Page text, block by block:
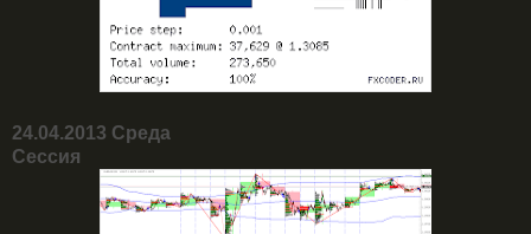
24.04.2013 Среда
Сессия